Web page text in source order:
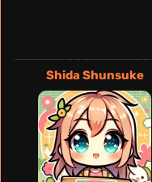
Shida Shunsuke